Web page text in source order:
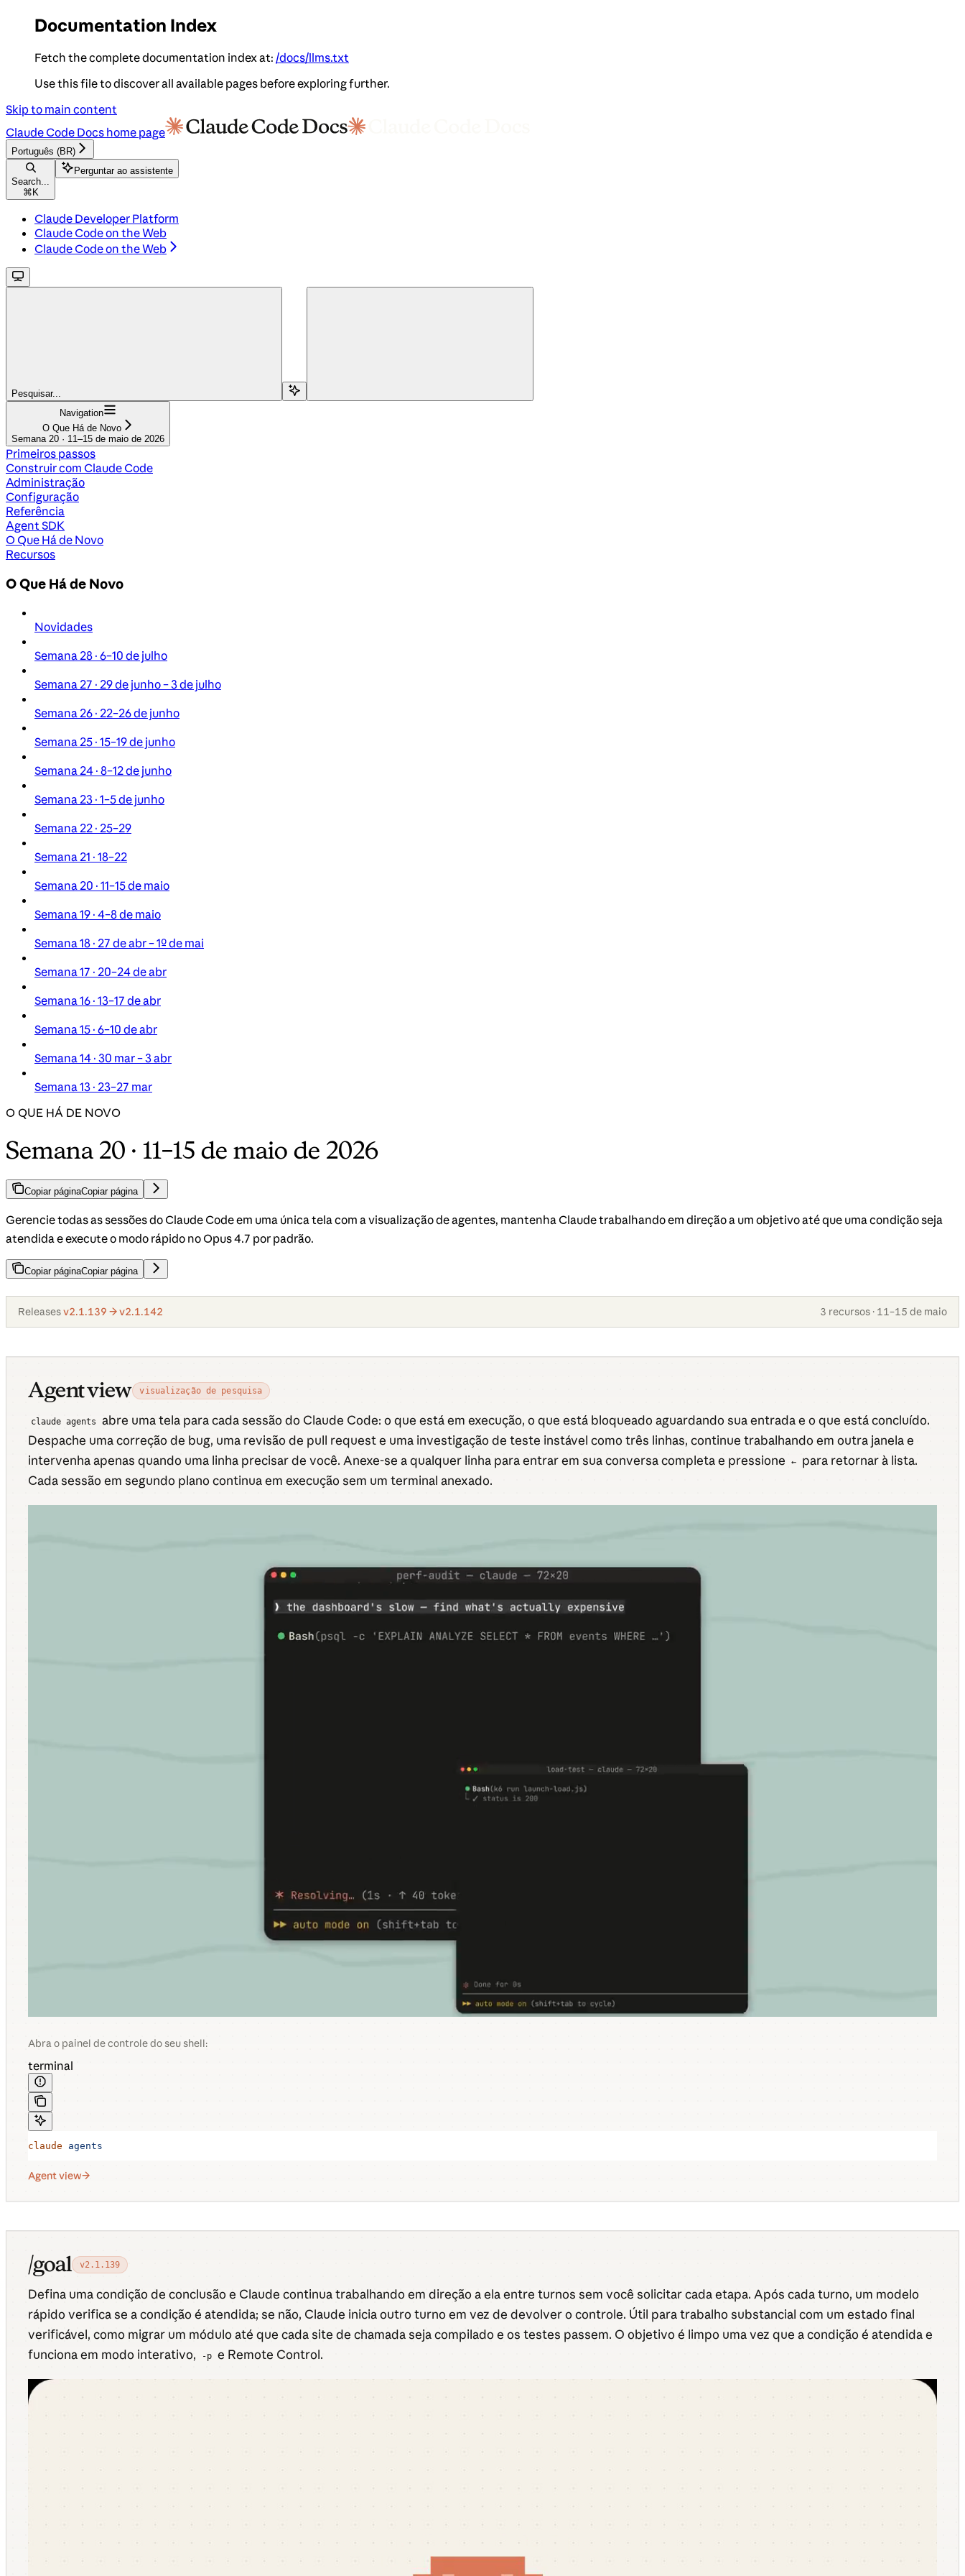
Documentation Index
Fetch the complete documentation index at: /docs/llms.txt
Use this file to discover all available pages before exploring further.
Skip to main content
Claude Code Docs home page
Português (BR)
Search...
⌘ K
Perguntar ao assistente
Claude Developer Platform
Claude Code on the Web
Claude Code on the Web
Pesquisar...
Navigation
O Que Há de Novo
Semana 20 · 11–15 de maio de 2026
Primeiros passos
Construir com Claude Code
Administração
Configuração
Referência
Agent SDK
O Que Há de Novo
Recursos
O Que Há de Novo
Novidades
Semana 28 · 6–10 de julho
Semana 27 · 29 de junho – 3 de julho
Semana 26 · 22–26 de junho
Semana 25 · 15–19 de junho
Semana 24 · 8–12 de junho
Semana 23 · 1–5 de junho
Semana 22 · 25–29
Semana 21 · 18–22
Semana 20 · 11–15 de maio
Semana 19 · 4–8 de maio
Semana 18 · 27 de abr – 1º de mai
Semana 17 · 20–24 de abr
Semana 16 · 13–17 de abr
Semana 15 · 6–10 de abr
Semana 14 · 30 mar – 3 abr
Semana 13 · 23–27 mar
O QUE HÁ DE NOVO
Semana 20 · 11–15 de maio de 2026
Copiar páginaCopiar página
Gerencie todas as sessões do Claude Code em uma única tela com a visualização de agentes, mantenha Claude trabalhando em direção a um objetivo até que uma condição seja
atendida e execute o modo rápido no Opus 4.7 por padrão.
Copiar páginaCopiar página
Releasesv2.1.139 → v2.1.142 3 recursos · 11–15 de maio
Agent view visualização de pesquisa
claude agents
abre uma tela para cada sessão do Claude Code: o que está em execução, o que está bloqueado aguardando sua entrada e o que está concluído.
Despache uma correção de bug, uma revisão de pull request e uma investigação de teste instável como três linhas, continue trabalhando em outra janela e
intervenha apenas quando uma linha precisar de você. Anexe-se a qualquer linha para entrar em sua conversa completa e pressione
←
para retornar à lista.
Cada sessão em segundo plano continua em execução sem um terminal anexado.
Abra o painel de controle do seu shell:
terminal
claude agents
Agent view
/goal v2.1.139
Defina uma condição de conclusão e Claude continua trabalhando em direção a ela entre turnos sem você solicitar cada etapa. Após cada turno, um modelo
rápido verifica se a condição é atendida; se não, Claude inicia outro turno em vez de devolver o controle. Útil para trabalho substancial com um estado final
verificável, como migrar um módulo até que cada site de chamada seja compilado e os testes passem. O objetivo é limpo uma vez que a condição é atendida e
funciona em modo interativo,
-p e Remote Control.